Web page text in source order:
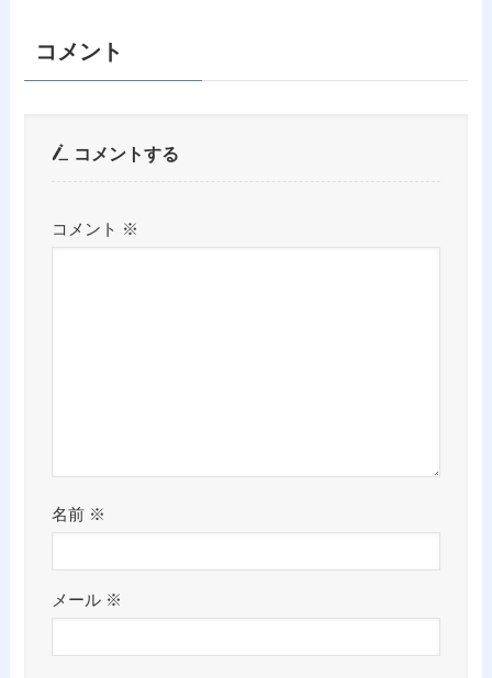
コメント
コメントする
コメント ※
名前 ※
メール ※